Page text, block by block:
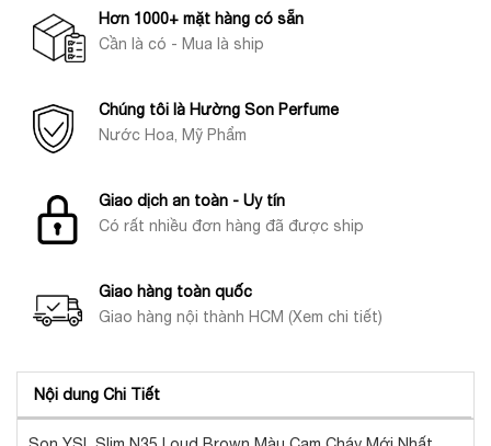
Hơn 1000+ mặt hàng có sẵn
Cần là có - Mua là ship
Chúng tôi là Hường Son Perfume
Nước Hoa, Mỹ Phẩm
Giao dịch an toàn - Uy tín
Có rất nhiều đơn hàng đã được ship
Giao hàng toàn quốc
Giao hàng nội thành HCM (Xem chi tiết)
Nội dung Chi Tiết